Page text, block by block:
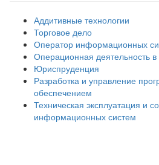
Аддитивные технологии
Торговое дело
Оператор информационных
Операционная деятельность в
Юриспруденция
Разработка и управление
обеспечением
Техническая эксплуатация и
информационных систем